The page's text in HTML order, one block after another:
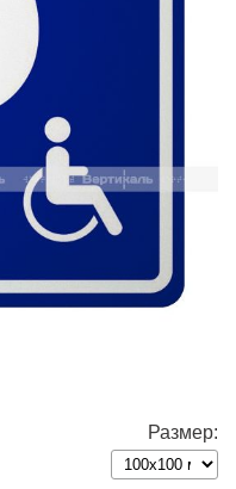
Размер: